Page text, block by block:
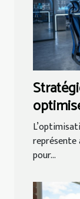
représente
pour...